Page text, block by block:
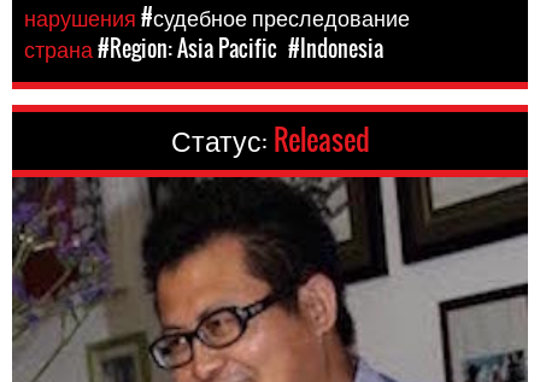
нарушения#судебное преследование
страна#Region: Asia Pacific #Indonesia
Статус: Released